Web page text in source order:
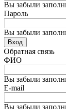
Вы забыли
Пароль
Вы забыли
Вход
Обратная связь
ФИО
Вы забыли
E-mail
Вы забыли